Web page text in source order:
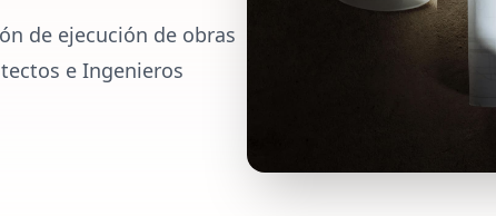
de ejecución de obras
e Ingenieros